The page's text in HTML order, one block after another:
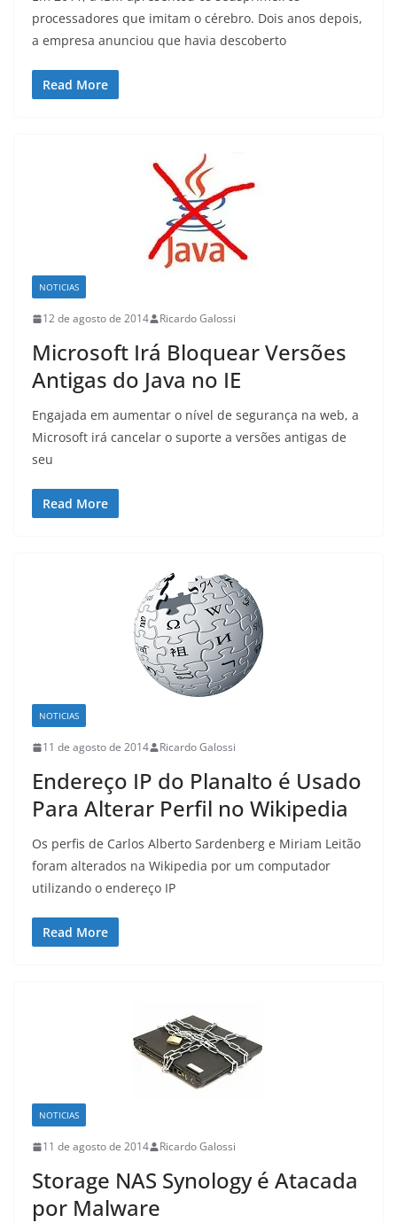
processadores que imitam o cérebro. Dois anos depois,
a empresa anunciou que havia descoberto
Read More
NOTICIAS
12 de agosto de 2014 Ricardo Galossi
Microsoft Irá Bloquear Versões
Antigas do Java no IE
Engajada em aumentar o nível de segurança na web, a
Microsoft irá cancelar o suporte a versões antigas de
seu
Read More
NOTICIAS
11 de agosto de 2014 Ricardo Galossi
Endereço IP do Planalto é Usado
Para Alterar Perfil no Wikipedia
Os perfis de Carlos Alberto Sardenberg e Miriam Leitão
foram alterados na Wikipedia por um computador
utilizando o endereço IP
Read More
NOTICIAS
11 de agosto de 2014 Ricardo Galossi
Storage NAS Synology é Atacada
por Malware